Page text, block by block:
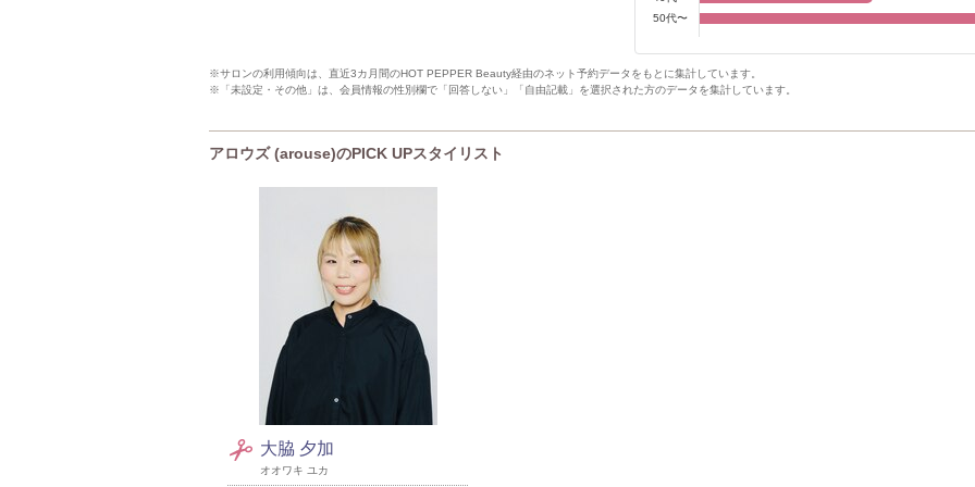
50代〜
※サロンの利用傾向は、直近3カ月間のHOT PEPPER Beauty経由のネット予約データをもとに集計しています。
※「未設定・その他」は、会員情報の性別欄で「回答しない」「自由記載」を選択された方のデータを集計しています。
アロウズ (arouse)のPICK UPスタイリスト
大脇 夕加
オオワキ ユカ